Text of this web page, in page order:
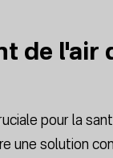
de
pour la
une solution